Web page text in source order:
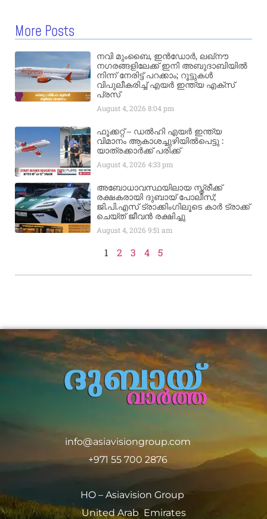
More Posts
നവി മുംബൈ, ഇൻഡോർ, ലഖ്നൗ
നഗരങ്ങളിലേക്ക് ഇനി അബുദാബിയിൽ
നിന്ന് നേരിട്ട് പറക്കാം; റൂട്ടുകൾ
വിപുലീകരിച്ച് എയർ ഇന്ത്യ എക്സ്
പ്രസ്
August 4, 20268:04 pm
ഫൂക്കറ്റ് – ഡൽഹി എയര്‍ ഇന്ത്യ
വിമാനം ആകാശച്ചുഴിയില്‍പെട്ടു :
യാത്രക്കാര്‍ക്ക് പരിക്ക്
August 4, 20264:33 pm
അബോധാവസ്ഥയിലായ സ്ത്രീക്ക്
രക്ഷകരായി ദുബായ് പോലീസ്;
ജി.പി.എസ് ട്രാക്കിംഗിലൂടെ കാർ ട്രാക്ക്
ചെയ്ത് ജീവൻ രക്ഷിച്ചു
August 4, 20269:51 am
1 2 3 4 5
info@asiavisiongroup.com
+971 55 700 2876
HO – Asiavision Group
United Arab Emirates